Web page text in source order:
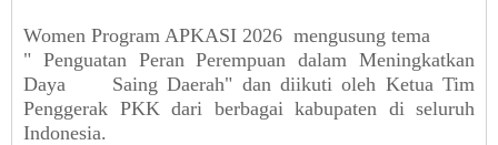
Women Program APKASI 2026 mengusung tema
" Penguatan PeranPerempuandalamMeningkatkan
Daya
SaingDaerah" dan diikutioleh KetuaTim
Penggerak PKK dari berbagai kabupaten di seluruh
Indonesia.